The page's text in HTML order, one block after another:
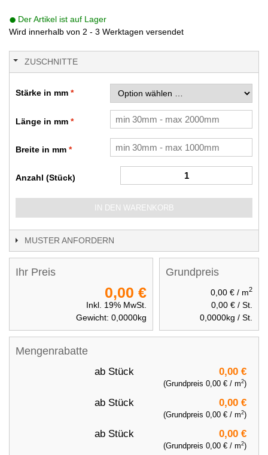
Der Artikel ist auf Lager
Wird innerhalb von 2 - 3 Werktagen versendet
ZUSCHNITTE
Stärke in mm
Länge in mm
Breite in mm
Anzahl (Stück)
IN DEN WARENKORB
MUSTER ANFORDERN
Mengenrabatte
ab Stück 0,00 €
(Grundpreis 0,00 € / m2)
ab Stück 0,00 €
(Grundpreis 0,00 € / m2)
ab Stück 0,00 €
(Grundpreis 0,00 € / m2)
Grundpreis
0,00 €/ m2
0,00 €/ St.
0,0000kg / St.
Ihr Preis
0,00 €
Inkl. 19% MwSt.
Gewicht: 0,0000kg